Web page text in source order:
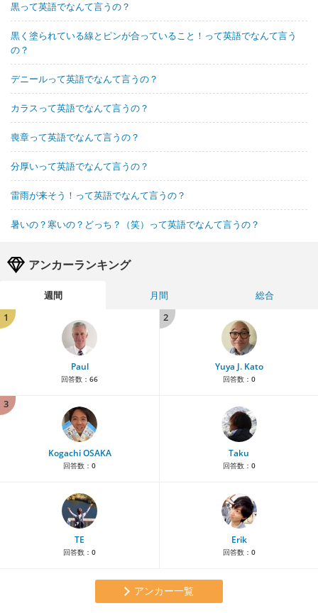
黒って英語でなんて言うの？
黒く塗られている線とピンが合っていること！って英語でなんて言う
の？
デニールって英語でなんて言うの？
カラスって英語でなんて言うの？
喪章って英語でなんて言うの？
分厚いって英語でなんて言うの？
雷雨が来そう！って英語でなんて言うの？
暑いの？寒いの？どっち？（笑）って英語でなんて言うの？
アンカーランキング
週間 月間
総合
1
Paul
回答数： 66
2
Yuya J. Kato
回答数： 0
3
Kogachi OSAKA
回答数： 0
Taku
回答数： 0
TE
回答数： 0
Erik
回答数： 0
アンカー一覧